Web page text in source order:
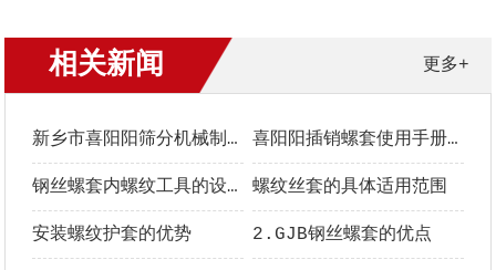
更多+
相关新闻
新乡市喜阳阳筛分机械制造有限公司螺套中文手册 喜阳阳插销螺套使用手册｜安装、选型与维护全指南
钢丝螺套内螺纹工具的设计要点 螺纹丝套的具体适用范围
安装螺纹护套的优势 2.GJB钢丝螺套的优点